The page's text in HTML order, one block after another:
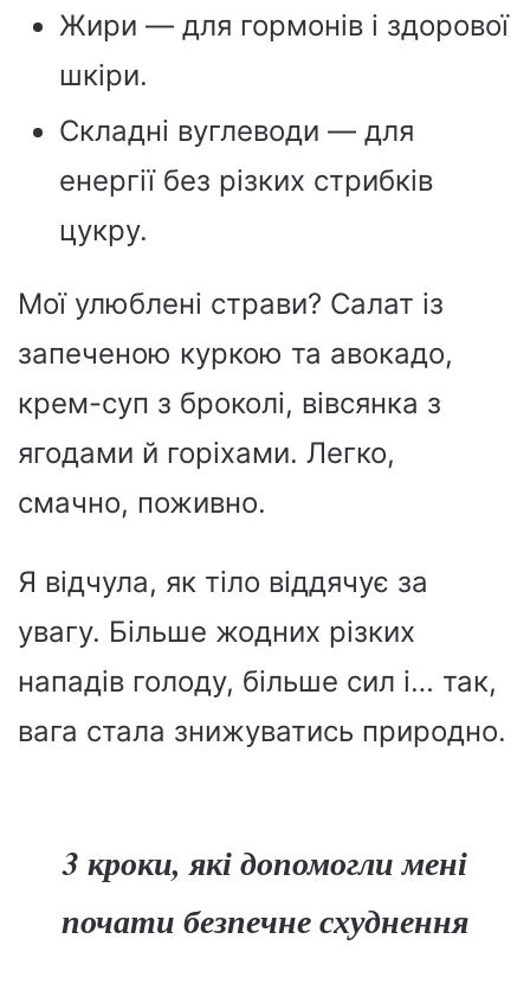
Жири — для гормонів і здорової
шкіри.
Складні вуглеводи — для
енергії без різких стрибків
цукру.
Мої улюблені страви? Салат із
запеченою куркою та авокадо,
крем-суп з броколі, вівсянка з
ягодами й горіхами. Легко,
смачно, поживно.
Я відчула, як тіло віддячує за
увагу. Більше жодних різких
нападів голоду, більше сил і… так,
вага стала знижуватись природно.
3 кроки, які допомогли мені
почати безпечне схуднення